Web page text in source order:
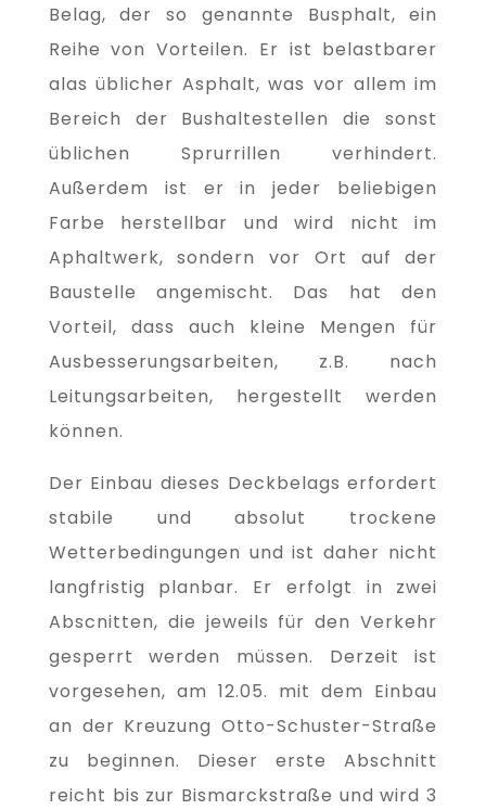
Belag, der so genannte Busphalt, ein
Reihe von Vorteilen. Er ist belastbarer
alas üblicher Asphalt, was vor allem im
Bereich der Bushaltestellen die sonst
üblichen Sprurrillen verhindert.
Außerdem ist er in jeder beliebigen
Farbe herstellbar und wird nicht im
Aphaltwerk, sondern vor Ort auf der
Baustelle angemischt. Das hat den
Vorteil, dass auch kleine Mengen für
Ausbesserungsarbeiten, z.B. nach
Leitungsarbeiten, hergestellt werden
können.
Der Einbau dieses Deckbelags erfordert
stabile und absolut trockene
Wetterbedingungen und ist daher nicht
langfristig planbar. Er erfolgt in zwei
Abscnitten, die jeweils für den Verkehr
gesperrt werden müssen. Derzeit ist
vorgesehen, am 12.05. mit dem Einbau
an der Kreuzung Otto-Schuster-Straße
zu beginnen. Dieser erste Abschnitt
reicht bis zur Bismarckstraße und wird 3